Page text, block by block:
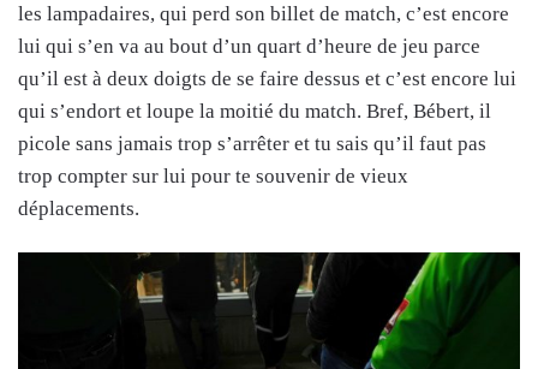
les lampadaires, qui perd son billet de match, c’est encore
lui qui s’en va au bout d’un quart d’heure de jeu parce
qu’il est à deux doigts de se faire dessus et c’est encore lui
qui s’endort et loupe la moitié du match. Bref, Bébert, il
picole sans jamais trop s’arrêter et tu sais qu’il faut pas
trop compter sur lui pour te souvenir de vieux
déplacements.